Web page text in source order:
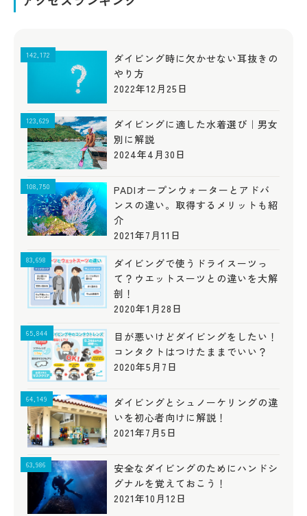
142,172
ダイビング時に欠かせない耳抜きの
やり方
2022年12月25日
123,629
ダイビングに適した水着選び｜男女
別に解説
2024年4月30日
108,750
PADIオープンウォーターとアドバ
ンスの違い。取得するメリットも紹
介
2021年7月11日
83,698
ダイビングで使うドライスーツっ
て？ウエットスーツとの違いを大解
剖！
2020年1月28日
65,844
目が悪いけどダイビングをしたい！
コンタクトはつけたままでいい？
2020年5月7日
64,149
ダイビングとシュノーケリングの違
いを初心者向けに解説！
2021年7月5日
63,986
安全なダイビングのためにハンドシ
グナルを覚えておこう！
2021年10月12日